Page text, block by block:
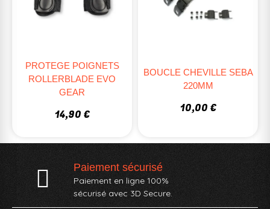
PROTEGE POIGNETS
ROLLERBLADE EVO
GEAR
14,90 €
BOUCLE CHEVILLE SEBA
220MM
10,00 €
Paiement sécurisé
Paiement en ligne 100%
sécurisé avec 3D Secure.